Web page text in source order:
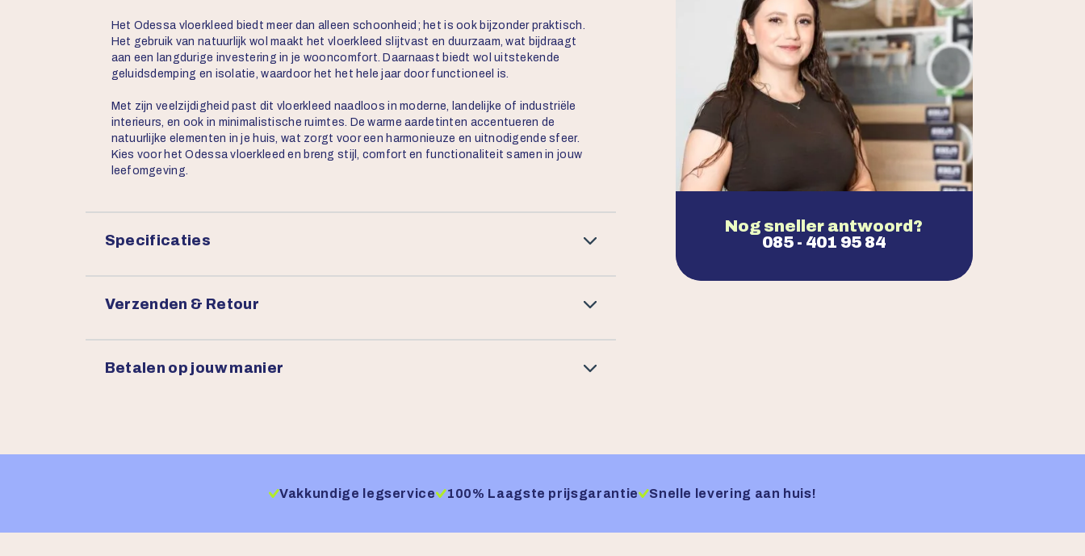
Het Odessa vloerkleed biedt meer dan alleen schoonheid; het is ook bijzonder praktisch.
Het gebruik van natuurlijk wol maakt het vloerkleed slijtvast en duurzaam, wat bijdraagt
aan een langdurige investering in je wooncomfort. Daarnaast biedt wol uitstekende
geluidsdemping en isolatie, waardoor het het hele jaar door functioneel is.
Met zijn veelzijdigheid past dit vloerkleed naadloos in moderne, landelijke of industriële
interieurs, en ook in minimalistische ruimtes. De warme aardetinten accentueren de
natuurlijke elementen in je huis, wat zorgt voor een harmonieuze en uitnodigende sfeer.
Kies voor het Odessa vloerkleed en breng stijl, comfort en functionaliteit samen in jouw
leefomgeving.
Specificaties
Verzenden & Retour
Betalen op jouw manier
Nog sneller antwoord?
085 - 401 95 84
Vakkundige legservice 100% Laagste prijsgarantie Snelle levering aan huis!